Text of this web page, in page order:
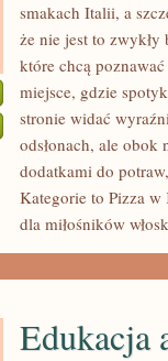
SŁODKIE
PIZZE
smakach Italii, a
że nie jest to zwykły
które chcą
miejsce, gdzie
stronie widać
odsłonach, ale
dodatkami do
Kategorie to Pizza w
dla miłośników
Edukacja